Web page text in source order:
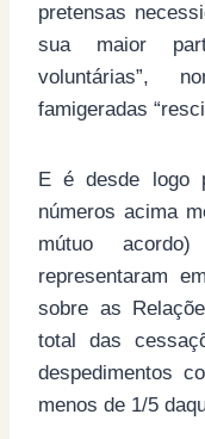
pretensas
sua maior
voluntárias”,
famigeradas
E é desde logo
números acima
mútuo
representaram
sobre as
total das
despedimentos
menos de 1/5